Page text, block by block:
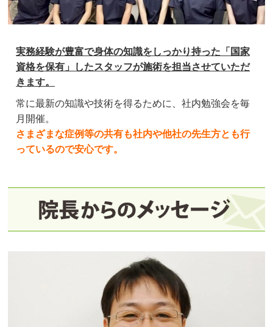
実務経験が豊富で身体の知識をしっかり持った「国家
資格を保有」したスタッフが施術を担当させていただ
きます。
常に最新の知識や技術を得るために、社内勉強会を毎
月開催。
さまざまな症例等の共有も社内や他社の先生方とも行
っているので安心です。